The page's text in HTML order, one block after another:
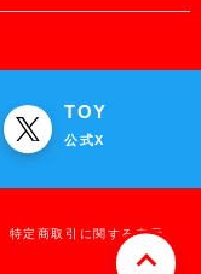
TOY
公式X
特定商取引に関する表示